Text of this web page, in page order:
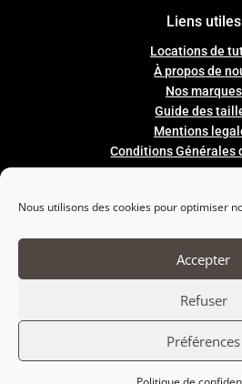
Nous utilisons des cookies pour optimiser
Accepter
Refuser
Préférences
Liens utiles
Locations de
À propos de
Nos marques
Guidedes
Mentions
Conditions Générales

Nous suivre